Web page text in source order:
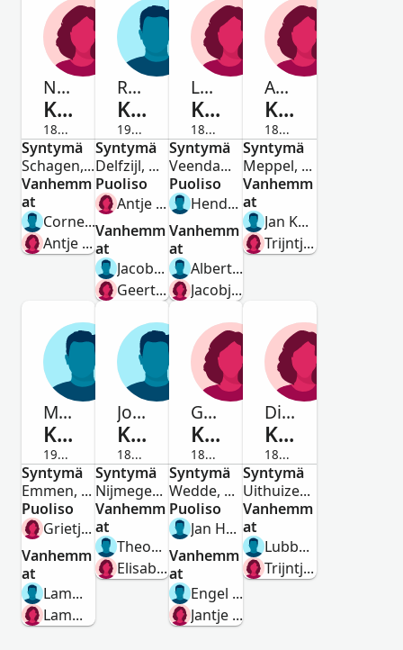
Neeltje
Kuilman
1862-1862
Nainen
Syntymä
Schagen, North Holland, Netherlands
Vanhemm
at
Cornelis Kuilman
Antje Kooij
Reinder
Kuilman
1915-Edesmennyt
Mies
Syntymä
Delfzijl, Groningen, Netherlands
Puoliso
Antje van der Beek
Vanhemm
at
Jacobus Kuilman
Geertje Reinders
Lammechina
Kuilman
1853-1919
Nainen
Syntymä
Veendam, Groningen, Nederland
Puoliso
Hendrik Mulder
Vanhemm
at
Albert Lammerts Kuilman
Jacobjen Gijzes Giezen
Annigje
Kuilman
1881-1898
Nainen
Syntymä
Meppel, Drenthe, Netherlands
Vanhemm
at
Jan Kuilman
Trijntje Oelen
Marten
Kuilman
1913-Edesmennyt
Mies
Syntymä
Emmen, Drenthe, Netherlands
Puoliso
Grietje Johannes Bos
Vanhemm
at
Lammert Kuilman
Lammechien Bruining
Johannes Bernardus
Kuilman
1874-1936
Mies
Syntymä
Nijmegen, Gelderland, Netherlands
Vanhemm
at
Theodorus Antonius Kuilman
Elisabeth Driesch
Gepke
Kuilman
1849-1935
Nainen
Syntymä
Wedde, Groningen, Netherlands
Puoliso
Jan Hesseling
Vanhemm
at
Engel Martens Kuilman
Jantje Luppes Engelkes
Dieuwerke
Kuilman
1815-1837
Nainen
Syntymä
Uithuizen, Groningen, Nederland
Vanhemm
at
Lubbert Jans Kuilman
Trijntje Klasens